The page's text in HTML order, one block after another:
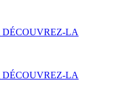
DÉCOUVREZ-LA
DÉCOUVREZ-LA